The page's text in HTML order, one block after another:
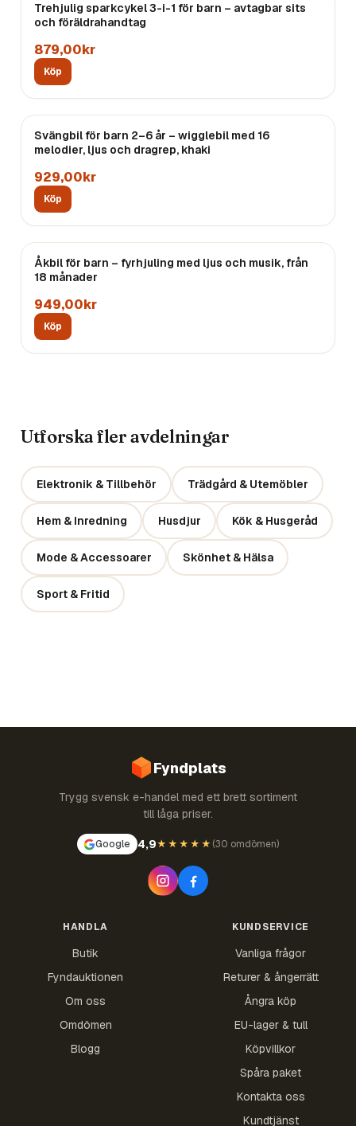
Trehjulig sparkcykel 3-i-1 för barn – avtagbar sits
och föräldrahandtag
879,00kr
Köp
Svängbil för barn 2–6 år – wigglebil med 16
melodier, ljus och dragrep, khaki
929,00kr
Köp
Åkbil för barn – fyrhjuling med ljus och musik, från
18 månader
949,00kr
Köp
Utforska fler avdelningar
Elektronik & Tillbehör Trädgård & Utemöbler
Hem & Inredning Husdjur Kök & Husgeråd
Mode & Accessoarer Skönhet & Hälsa
Sport & Fritid
Fyndplats
Trygg svensk e-handel med ett brett sortiment
till låga priser.
Google 4,9★★★★★ (30 omdömen)
HANDLA
Butik
Fyndauktionen
Om oss
Omdömen
Blogg
KUNDSERVICE
Vanliga frågor
Returer & ångerrätt
Ångra köp
EU-lager & tull
Köpvillkor
Spåra paket
Kontakta oss
Kundtjänst